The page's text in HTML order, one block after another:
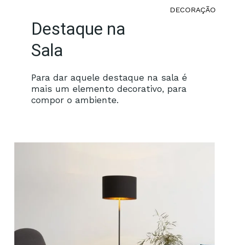
Para dar aquele destaque na sala é
mais um elemento decorativo, para
compor o ambiente.
Destaque na
Sala
DECORAÇÃO